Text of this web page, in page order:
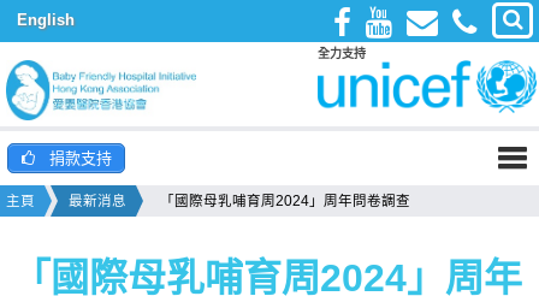
English
全力支持
捐款支持
主頁 最新消息 「國際母乳哺育周2024」周年問卷調查
「國際母乳哺育周2024」周年